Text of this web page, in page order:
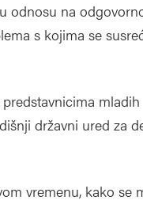
odnosu na
s kojima se
mladih
državni ured za
vremenu, kako se